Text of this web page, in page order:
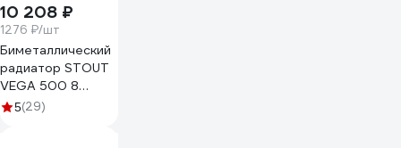
10 208 ₽
1276 ₽/шт
Биметаллический
радиатор STOUT
VEGA 500 8
секций, боковое
5(29)